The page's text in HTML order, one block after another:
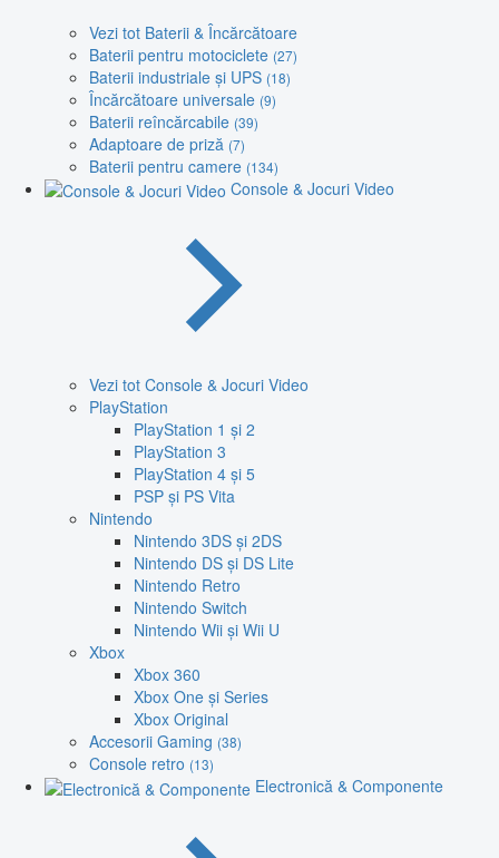
Vezi tot Baterii & Încărcătoare
Baterii pentru motociclete (27)
Baterii industriale și UPS (18)
Încărcătoare universale (9)
Baterii reîncărcabile (39)
Adaptoare de priză (7)
Baterii pentru camere (134)
Console & Jocuri Video
Vezi tot Console & Jocuri Video
PlayStation
PlayStation 1 și 2
PlayStation 3
PlayStation 4 și 5
PSP și PS Vita
Nintendo
Nintendo 3DS și 2DS
Nintendo DS și DS Lite
Nintendo Retro
Nintendo Switch
Nintendo Wii și Wii U
Xbox
Xbox 360
Xbox One și Series
Xbox Original
Accesorii Gaming (38)
Console retro (13)
Electronică & Componente